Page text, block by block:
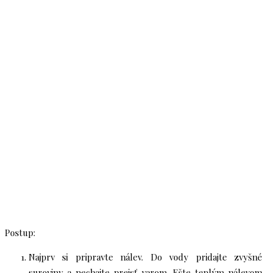
Postup:
Najprv si pripravte nálev. Do vody pridajte zvyšné